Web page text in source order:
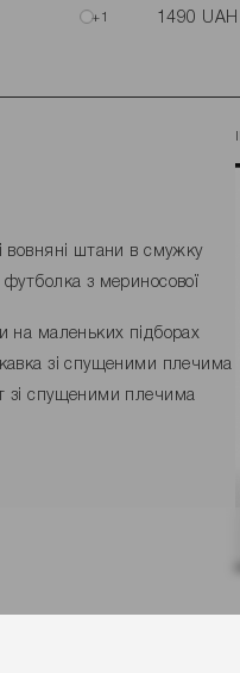
+1
1490 UAH
вовняні штани в смужку
з мериносової
на маленьких підборах
зі спущеними плечима
зі спущеними плечима